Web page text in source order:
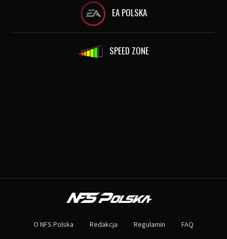
EA POLSKA
SPEED ZONE
Największa społeczność Need for Speed w Polsce! Znajdziesz u nas
Nie czekaj dłużej - wstąp do naszej społeczności! Czekamy na ciebie!
O NFS Polska Redakcja Regulamin FAQ